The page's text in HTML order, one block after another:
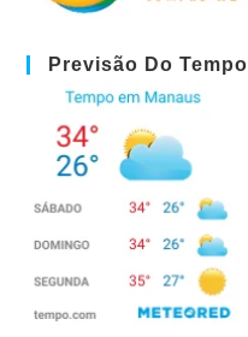
Previsão Do Tempo